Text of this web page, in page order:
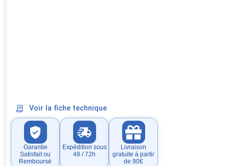
Voir la fiche technique
Garantie
Satisfait ou
Remboursé
Expédition sous
48 / 72h
Livraison
gratuite à partir
de 90€